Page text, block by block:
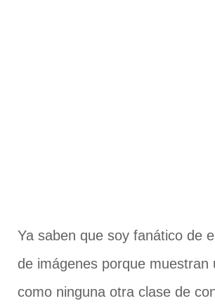
Ya saben que soy fanático de
de imágenes porque muestran
como ninguna otra clase de